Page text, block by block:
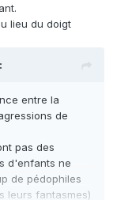
lieu du doigt
entre la
de
pas des
d'enfants ne
de pédophiles
leurs fantasmes)